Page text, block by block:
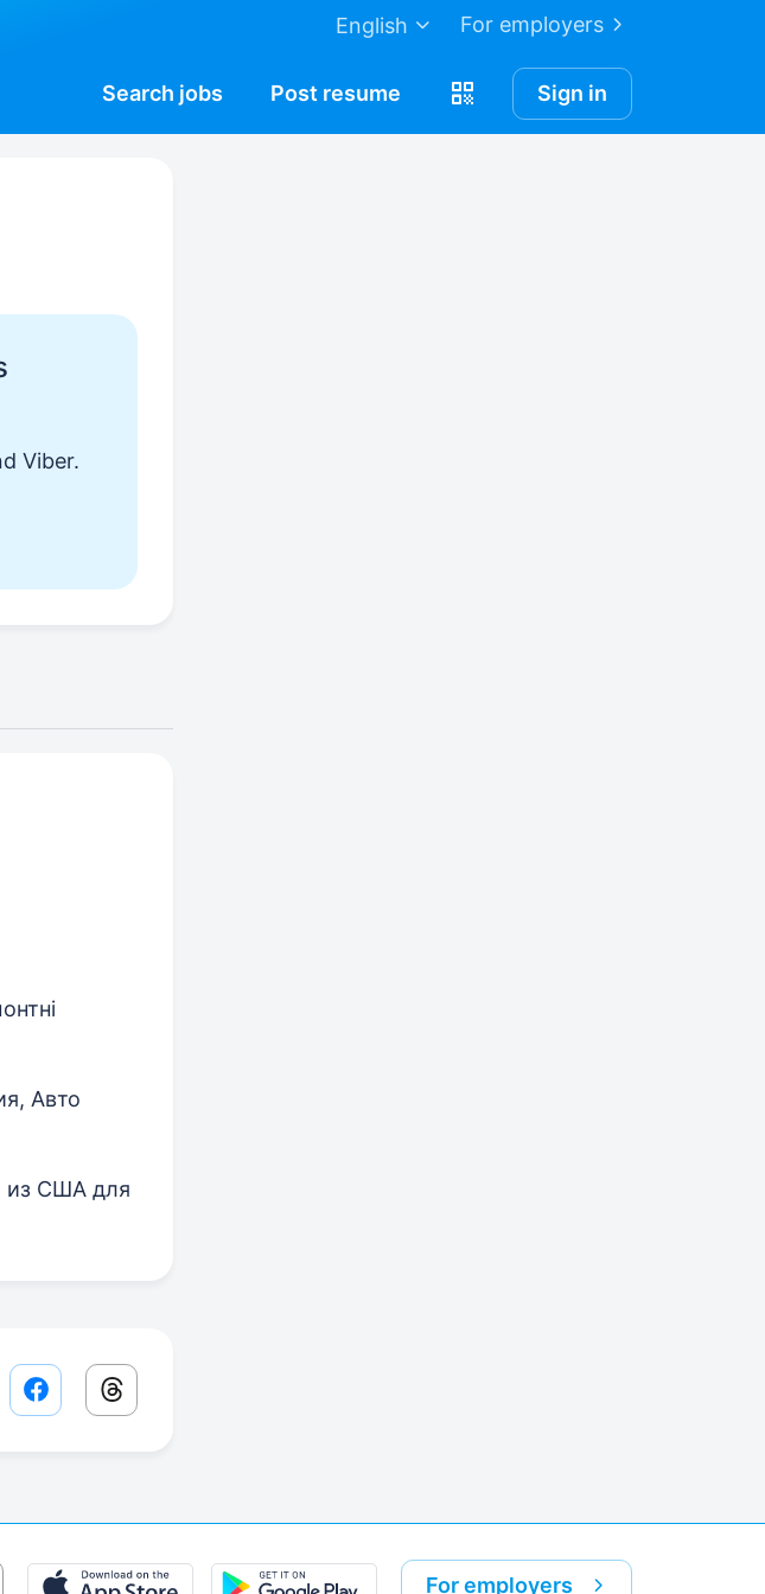
For employers
English
Search jobs Post resume Sign in
Viber.
Авто
из США для
Facebook share link
Threads share link
For employers